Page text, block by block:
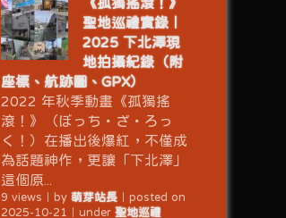
聖地巡禮實錄｜
2025 下北澤現
地拍攝紀錄（附
座標、航跡圖、GPX）
2022 年秋季動畫《孤獨搖
滾！》（ぼっち・ざ・ろっ
く！）在播出後爆紅，不僅成
為話題神作，更讓「下北澤」
這個原...
9 views by 萌芽站長｜ posted on
2025-10-21
under 聖地巡禮